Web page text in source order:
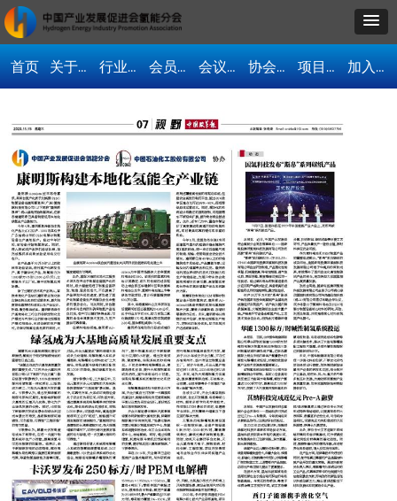
首页 关于我们 行业资讯 会员单位 会议活动 协会动态 项目合作 加入协会